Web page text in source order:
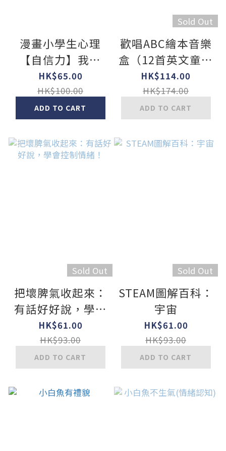
漫畫小學生心理
【自信力】我相
信，我可以！
HK$65.00
HK$100.00
ADD TO CART
Sold Out
歡唱ABC繪本音樂
盒（12首英文童謠
+12首卡拉伴唱
+12個動畫+4首打
擊樂）
HK$114.00
HK$174.00
ADD TO CART
Sold Out
把壞脾氣收起來：
有話好好說，學會
控制情緒！
HK$61.00
HK$93.00
ADD TO CART
Sold Out
STEAM圖解百科：
宇宙
HK$61.00
HK$93.00
ADD TO CART